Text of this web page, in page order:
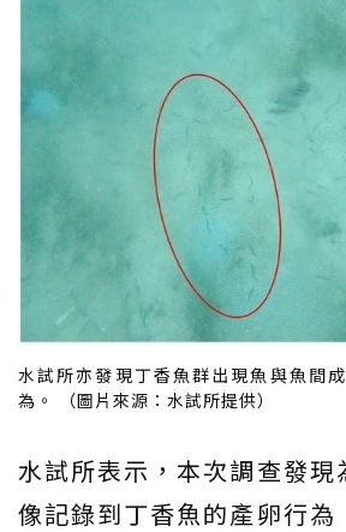
水試所亦發現丁香魚群出現魚與魚間
為。 （圖片來源：水試所提供）
水試所表示，本次調查發現
像記錄到丁香魚的產卵行為